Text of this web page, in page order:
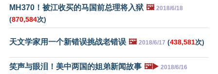
MH370！被江收买的马国前总理将入狱 🖼️ 2018/6/18
(870,584次)
天文学家用一个新错误挑战老错误 🖼️ 2018/6/17 (438,581次)
笑声与眼泪！美中两国的姐弟新闻故事 🖼️▶️ 2018/6/16